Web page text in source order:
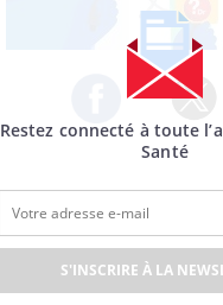
Facebook Twitter
Restez connecté à toute
Santé
S'INSCRIRE À LA